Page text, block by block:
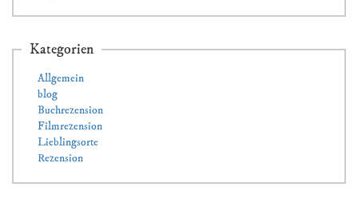
Kategorien
Allgemein
blog
Buchrezension
Filmrezension
Lieblingsorte
Rezension